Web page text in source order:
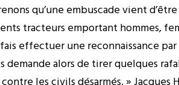
qu’une embuscade vient
tracteurs emportant hommes,
effectuer une reconnaissance
alors de tirer quelques